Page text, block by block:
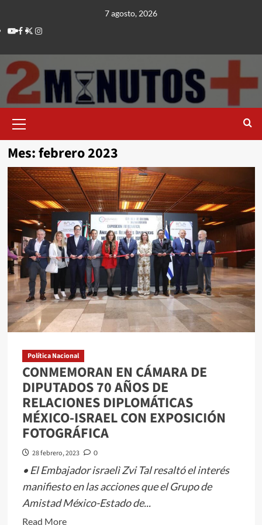
contenido
7 agosto, 2026
Youtube
Facebook
TwitterInstagram
principal
Mes:febrero 2023
Política Nacional
CONMEMORAN EN CÁMARA DE
DIPUTADOS 70 AÑOS DE
RELACIONES DIPLOMÁTICAS
MÉXICO-ISRAEL CON EXPOSICIÓN
FOTOGRÁFICA
28 febrero, 2023 0
• El Embajador israelì Zvi Tal resaltó el interés
manifiesto en las acciones que el Grupo de
Amistad México-Estado de...
Read MoreRead